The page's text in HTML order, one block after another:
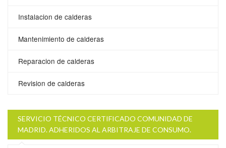
Instalacion de calderas
Mantenimiento de calderas
Reparacion de calderas
Revision de calderas
SERVICIO TÉCNICO CERTIFICADO COMUNIDAD DE
MADRID. ADHERIDOS AL ARBITRAJE DE CONSUMO.